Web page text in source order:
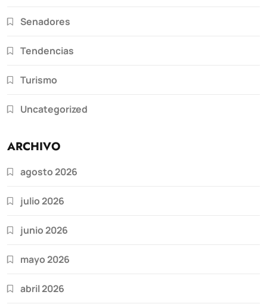
Senadores
Tendencias
Turismo
Uncategorized
ARCHIVO
agosto 2026
julio 2026
junio 2026
mayo 2026
abril 2026